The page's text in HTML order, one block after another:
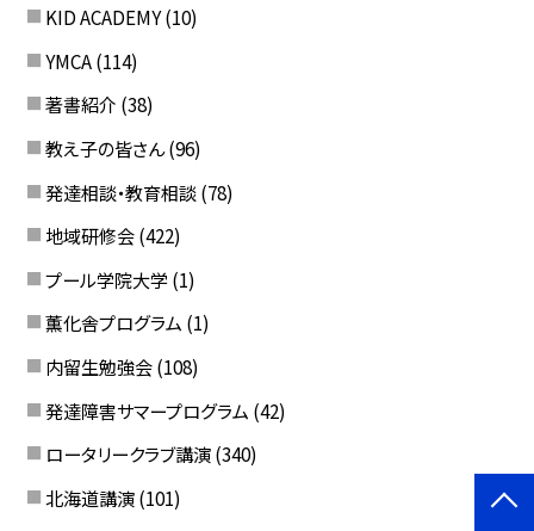
KID ACADEMY (10)
YMCA (114)
著書紹介 (38)
教え子の皆さん (96)
発達相談・教育相談 (78)
地域研修会 (422)
プール学院大学 (1)
薫化舎プログラム (1)
内留生勉強会 (108)
発達障害サマープログラム (42)
ロータリークラブ講演 (340)
北海道講演 (101)